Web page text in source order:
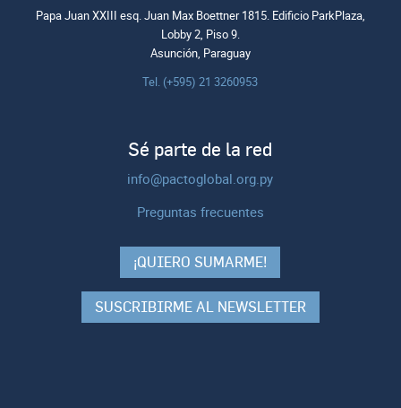
Papa Juan XXIII esq. Juan Max Boettner 1815. Edificio ParkPlaza,
Lobby 2, Piso 9.
Asunción, Paraguay
Tel. (+595) 21 3260953
Sé parte de la red
info@pactoglobal.org.py
Preguntas frecuentes
¡QUIERO SUMARME!
SUSCRIBIRME AL NEWSLETTER